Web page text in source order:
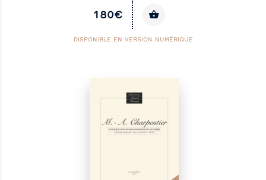
180€
DISPONIBLE EN VERSION NUMÉRIQUE